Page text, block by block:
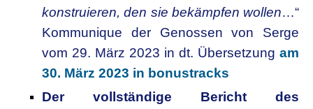
konstruieren, den sie bekämpfen wollen…“
Kommunique der Genossen von Serge
vom 29. März 2023 in dt. Übersetzung am
30. März 2023 in bonustracks
Der vollständige Bericht des